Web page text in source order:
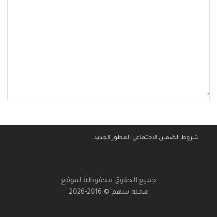
-
شروط الضمان الاجتماعي المطور الجديد
جميع الحقوق محفوظة لموقع
مجلة سهم © 2016-2026